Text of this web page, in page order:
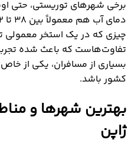
برخی شهرهای توریستی،
چیزی که در یک استخر معمولی
تفاوت‌هاست که باعث شده
بسیاری از مسافران، یکی از
کشور باشد.
بهترین شهرها و
ژاپن